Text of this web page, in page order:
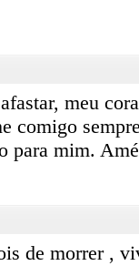
meu
comigo
para mim.
de morrer ,